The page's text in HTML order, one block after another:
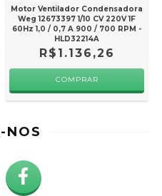
Motor Ventilador Condensadora
Weg 12673397 1/10 CV 220V 1F
60Hz 1,0 / 0,7 A 900 / 700 RPM -
HLD32214A
R$1.136,26
NOS